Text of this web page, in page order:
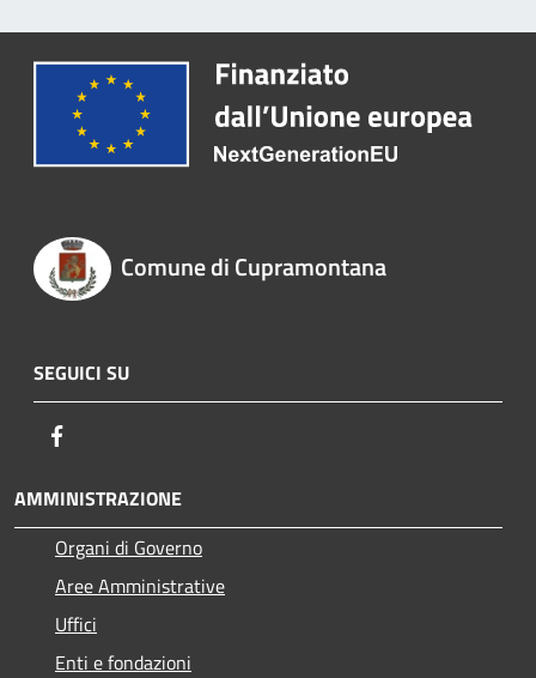
Comune di Cupramontana
SEGUICI SU
AMMINISTRAZIONE
Organi di Governo
Aree Amministrative
Uffici
Enti e fondazioni